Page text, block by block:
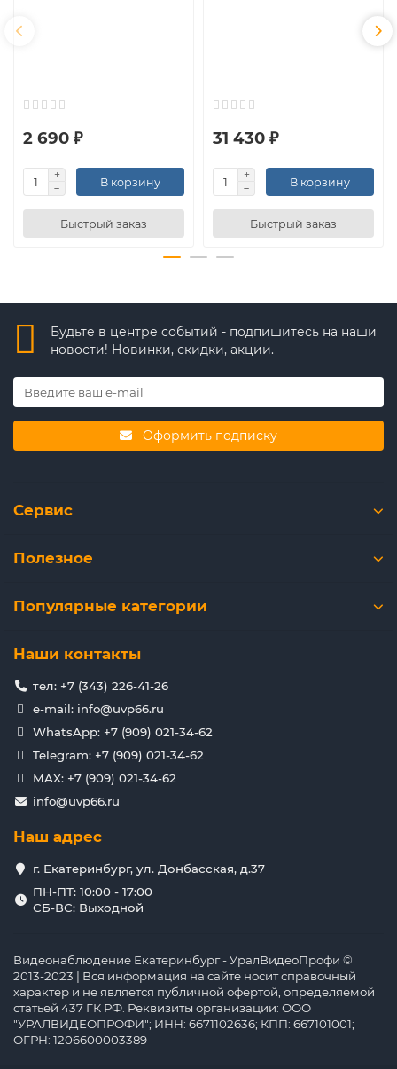
2 690 ₽
В корзину
Быстрый заказ
31 430 ₽
В корзину
Быстрый заказ
Будьте в центре событий - подпишитесь на наши
новости! Новинки, скидки, акции.
Оформить подписку
Сервис
Полезное
Популярные категории
Наши контакты
тел: +7 (343) 226-41-26
e-mail: info@uvp66.ru
WhatsApp: +7 (909) 021-34-62
Telegram: +7 (909) 021-34-62
MAX: +7 (909) 021-34-62
info@uvp66.ru
Наш адрес
г. Екатеринбург, ул. Донбасская, д.37
ПН-ПТ: 10:00 - 17:00
СБ-ВС: Выходной
Видеонаблюдение Екатеринбург - УралВидеоПрофи ©
2013-2023 | Вся информация на сайте носит справочный
характер и не является публичной офертой, определяемой
статьей 437 ГК РФ. Реквизиты организации: ООО
"УРАЛВИДЕОПРОФИ"; ИНН: 6671102636; КПП: 667101001;
ОГРН: 1206600003389